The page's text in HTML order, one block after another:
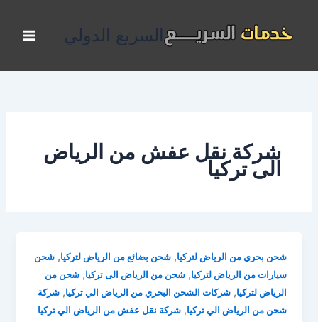
المحتوى
السريع الدولي
شركة نقل عفش من الرياض
الى تركيا
شحن بحري من الرياض لتركيا,شحن بضائع من الرياض لتركيا,شحن
سيارات من الرياض لتركيا,شحن من الرياض الى تركيا,شحن من
الرياض لتركيا,شركات الشحن البحري من الرياض الي تركيا,شركة
شحن من الرياض الي تركيا,شركة نقل عفش من الرياض الي تركيا